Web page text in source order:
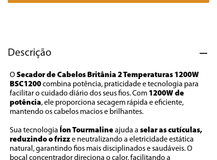
Descrição
O Secador de Cabelos Britânia 2 Temperaturas 1200W
BSC1200 combina potência, praticidade e tecnologia para
facilitar o cuidado diário dos seus fios. Com 1200W de
potência, ele proporciona secagem rápida e eficiente,
mantendo os cabelos macios e brilhantes.
Sua tecnologia Íon Tourmaline ajuda a selar as cutículas,
reduzindo o frizz e neutralizando a eletricidade estática
natural, garantindo fios mais disciplinados e saudáveis. O
bocal concentrador direciona o calor, facilitando a
7º cafeteira
ventilador